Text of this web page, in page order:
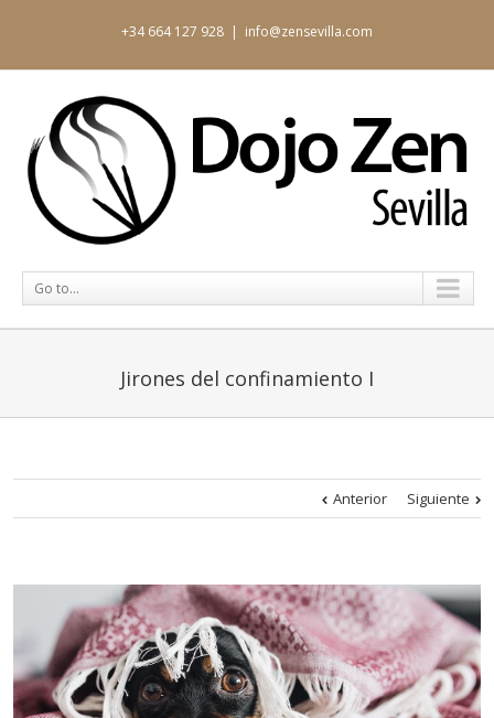
+34 664 127 928 | info@zensevilla.com
Go to...
Jirones del confinamiento I
Anterior Siguiente